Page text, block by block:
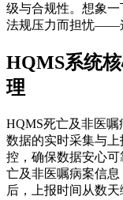
级与合规性。想象
法规压力而担忧——
HQMS系统
理
HQMS死亡及非医
数据的实时采集与
控，确保数据安心
亡及非医嘱病案信
后，上报时间从数天